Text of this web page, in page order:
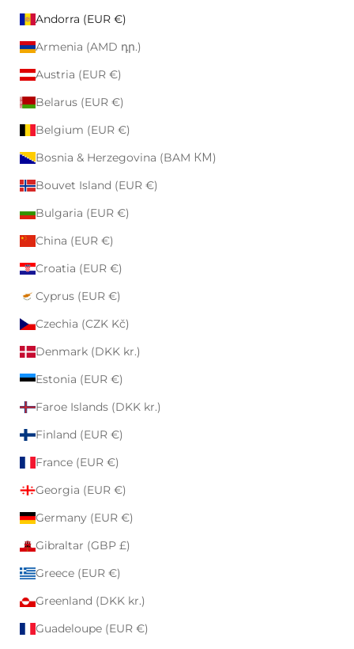
Andorra (EUR €)
Armenia (AMD դր.)
Austria (EUR €)
Belarus (EUR €)
Belgium (EUR €)
Bosnia & Herzegovina (BAM КМ)
Bouvet Island (EUR €)
Bulgaria (EUR €)
China (EUR €)
Croatia (EUR €)
Cyprus (EUR €)
Czechia (CZK Kč)
Denmark (DKK kr.)
Estonia (EUR €)
Faroe Islands (DKK kr.)
Finland (EUR €)
France (EUR €)
Georgia (EUR €)
Germany (EUR €)
Gibraltar (GBP £)
Greece (EUR €)
Greenland (DKK kr.)
Guadeloupe (EUR €)